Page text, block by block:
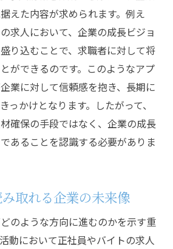
えた内容が求められます。例え
求人において、企業の成長ビジョ
り込むことで、求職者に対して将
ができるのです。このようなアプ
業に対して信頼感を抱き、長期に
っかけとなります。したがって、
確保の手段ではなく、企業の成長
あることを認識する必要がありま
取れる企業の未来像
のような方向に進むのかを示す重
動において正社員やバイトの求人